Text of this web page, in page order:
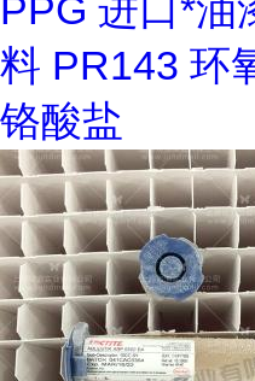
PPG 进口*油
料 PR143 环
铬酸盐